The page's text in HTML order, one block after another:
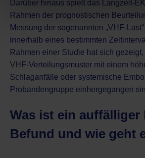
Darüber hinaus spielt das Langzeit-
Rahmen der prognostischen
Messung der sogenannten „VHF-
innerhalb eines bestimmten
Rahmen einer Studie hat sich
VHF-Verteilungsmuster mit einem
Schlaganfälle oder systemische
Probandengruppe einhergegangen
Was ist ein auffälliger
Befund und wie geht